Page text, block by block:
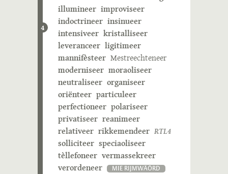
4
illumineer improviseer
indoctrineer insinueer
intensiveer kristalliseer
leveranceer ligitimeer
mannifèsteer Mestreechteneer
moderniseer moraoliseer
neutraliseer organiseer
oriënteer particuleer
perfectioneer polariseer
privatiseer reanimeer
relativeer rikkemendeer RTL4
solliciteer speciaoliseer
tèllefoneer vermassekreer
verordeneer
MIE RIJMWÄÖRD